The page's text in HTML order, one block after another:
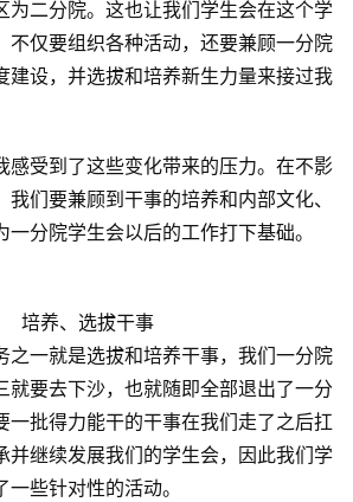
为二分院。这也让我们学生会在这个学
不仅要组织各种活动，还要兼顾一分院
建设，并选拔和培养新生力量来接过我
感受到了这些变化带来的压力。在不影
们要兼顾到干事的培养和内部文化、
分院学生会以后的工作打下基础。
培养、选拔干事
之一就是选拔和培养干事，我们一分院
就要去下沙，也就随即全部退出了一分
一批得力能干的干事在我们走了之后扛
并继续发展我们的学生会，因此我们学
些针对性的活动。